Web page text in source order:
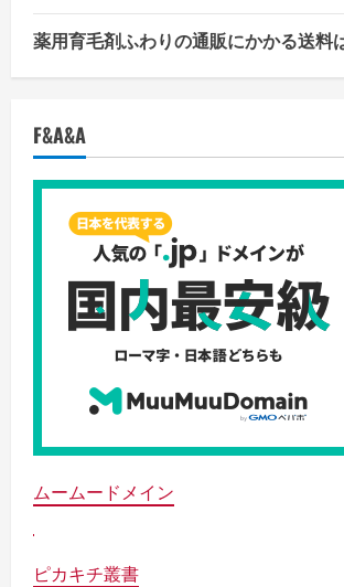
薬用育毛剤ふわりの通販にかかる送料
F&A&A
ムームードメイン
ピカキチ叢書